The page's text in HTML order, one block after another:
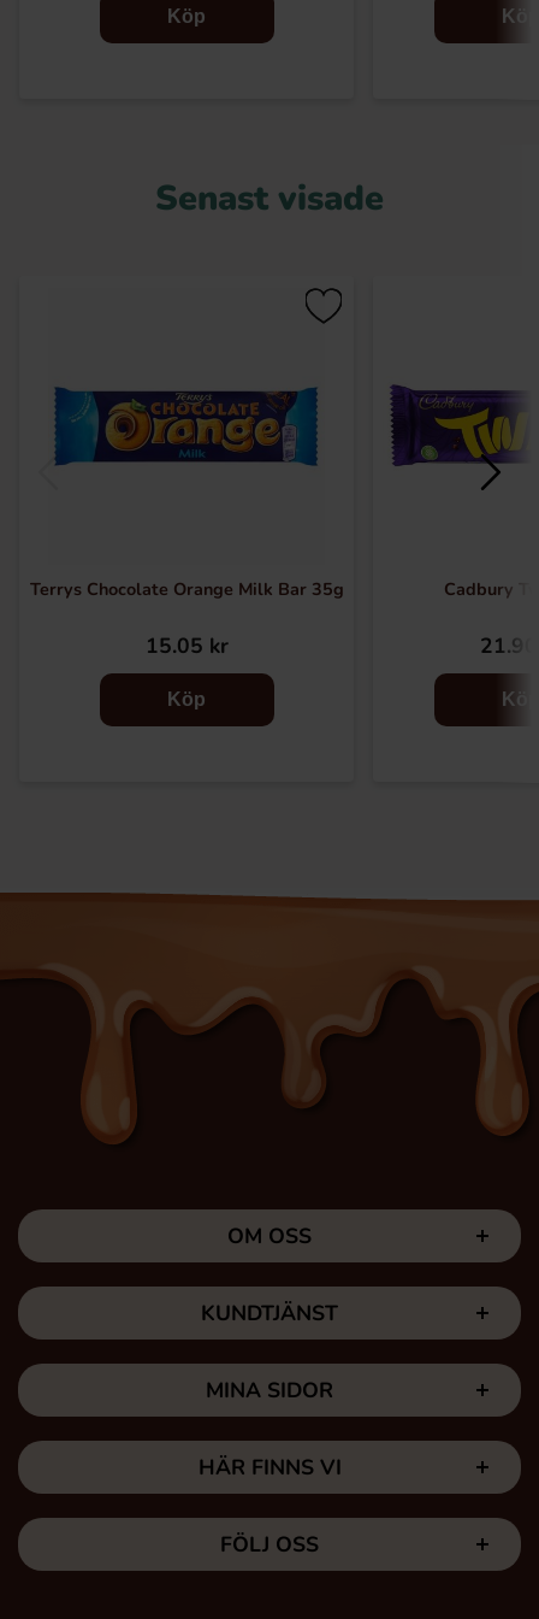
Köp Köp
Senast visade
Terrys Chocolate Orange Milk Bar 35g
15.05 kr
Köp
Cadbury
Köp
OM OSS
KUNDTJÄNST
MINA SIDOR
HÄR FINNS VI
FÖLJ OSS